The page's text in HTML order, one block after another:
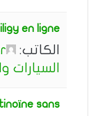
en ligne
الكاتب:
السيارات
sans